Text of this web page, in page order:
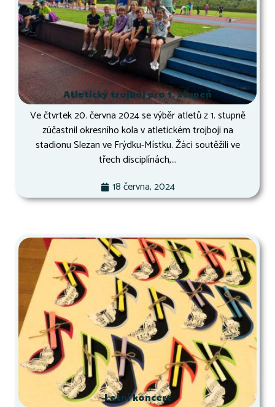
Atletický trojboj pro 1. stupeň
Ve čtvrtek 20. června 2024 se výběr atletů z 1. stupně
zúčastnil okresního kola v atletickém trojboji na
stadionu Slezan ve Frýdku-Místku. Žáci soutěžili ve
třech disciplínách,...
18 června, 2024
Letní koncert